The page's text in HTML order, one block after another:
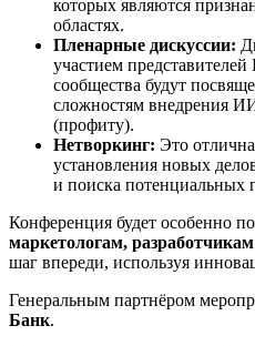
которых являются
областях.
Пленарные дискуссии:
участием
сообщества будут
сложностям внедрения
(профиту).
Нетворкинг: Это
установления новых
и поиска потенциальных
Конференция будет особенно
маркетологам, разработчикам
шаг впереди, используя
Генеральным партнёром
Банк.